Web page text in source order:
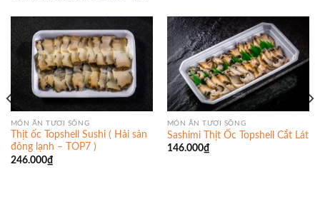
MÓN ĂN TƯƠI SỐNG
Thịt ốc Topshell Sushi ( Hải sản
đông lạnh – TOP7 )
246.000₫
MÓN ĂN TƯƠI SỐNG
Sashimi Thịt Ốc Topshell Cắt Lát
146.000₫